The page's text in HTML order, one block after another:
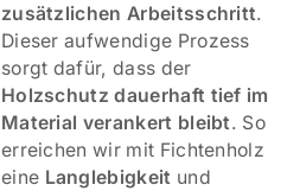
zusätzlichen Arbeitsschritt.
Dieser aufwendige Prozess
sorgt dafür, dass der
Holzschutz dauerhaft tief im
Material verankert bleibt. So
erreichen wir mit Fichtenholz
eine Langlebigkeit und